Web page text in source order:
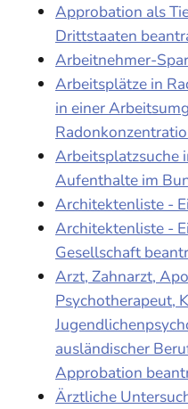
Approbation als
Drittstaaten
Arbeitnehmer-
Arbeitsplätze in
in einer
Arbeitsplatzsuche
Aufenthalte im
Architektenliste -
Architektenliste -
Gesellschaft
Arzt, Zahnarzt,
Psychotherapeut,
ausländischer
Approbation
Ärztliche